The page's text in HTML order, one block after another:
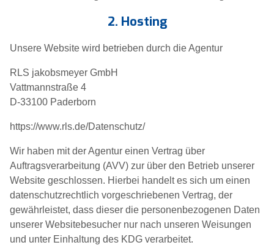
2. Hosting
Unsere Website wird betrieben durch die Agentur
RLS jakobsmeyer GmbH
Vattmannstraße 4
D-33100 Paderborn
https://www.rls.de/Datenschutz/
Wir haben mit der Agentur einen Vertrag über
Auftragsverarbeitung (AVV) zur über den Betrieb unserer
Website geschlossen. Hierbei handelt es sich um einen
datenschutzrechtlich vorgeschriebenen Vertrag, der
gewährleistet, dass dieser die personenbezogenen Daten
unserer Websitebesucher nur nach unseren Weisungen
und unter Einhaltung des KDG verarbeitet.